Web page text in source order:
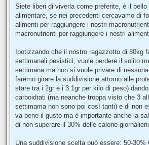
Siete liberi di viverla come preferite, è il
alimentare, se nei precedenti cercavamo di
alimenti per raggiungere i nostri
macronutrienti per raggiungere i nostri
Ipotizzando che il nostro ragazzotto di 80kg
settimanali pesistici, vuole perdere il solito
settimana ma non si vuole privare di
faremo girare la suddivisione attorno alle
stare tra i 2gr e i 3.1gr per kilo di peso)
carboidrati (ma neanche troppa visto che 3
settimama non sono poi così tanti) e di non
va bene il gusto ma è importante anche la
di non superare il 30% delle calorie
Una suddivisione scelta può essere: 50-30%